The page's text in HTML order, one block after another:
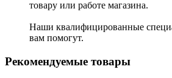
товару или работе магазина.
Наши квалифицированные
вам помогут.
Рекомендуемые товары